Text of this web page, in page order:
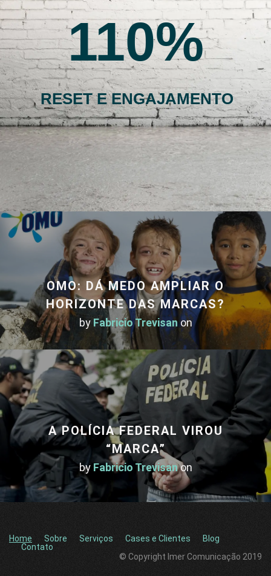
110
RESET E ENGAJAMENTO
OMO: DÁ MEDO AMPLIAR O
HORIZONTE DAS MARCAS?
by Fabricio Trevisanon
A POLÍCIA FEDERAL VIROU
“MARCA”
by Fabricio Trevisanon
Home Sobre Serviços Cases e Clientes
Blog
Contato
© Copyright Imer Comunicação 2019